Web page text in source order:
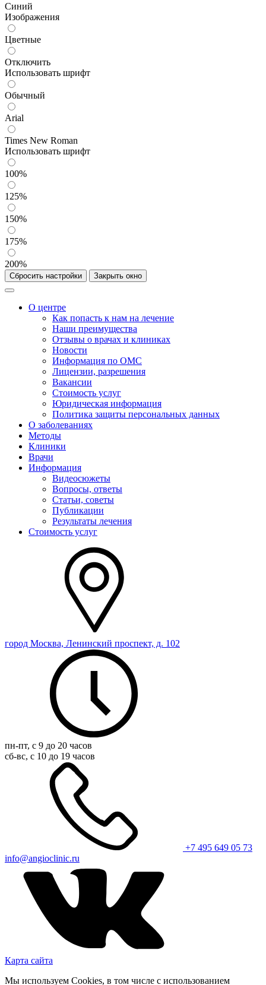
Синий
Изображения
Цветные
Отключить
Использовать шрифт
Обычный
Arial
Times New Roman
Использовать шрифт
100%
125%
150%
175%
200%
Сбросить настройки Закрыть окно
О центре
Как попасть к нам на лечение
Наши преимущества
Отзывы о врачах и клиниках
Новости
Информация по ОМС
Лицензии, разрешения
Вакансии
Стоимость услуг
Юридическая информация
Политика защиты персональных данных
О заболеваниях
Методы
Клиники
Врачи
Информация
Видеосюжеты
Вопросы, ответы
Статьи, советы
Публикации
Результаты лечения
Стоимость услуг
город Москва, Ленинский проспект, д. 102
пн-пт, с 9 до 20 часов
сб-вс, с 10 до 19 часов
+7 495 649 05 73
info@angioclinic.ru
Карта сайта
Мы используем Cookies, в том числе с использованием